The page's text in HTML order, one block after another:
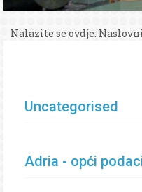
Nalazite se ovdje:
Uncategorised
Adria - opći